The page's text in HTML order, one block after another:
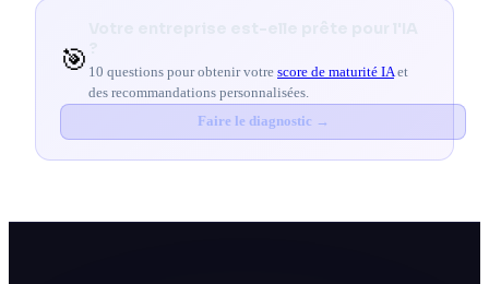
🎯 10 questions pour obtenir votre score de maturité IAet
des recommandations personnalisées.
Faire le diagnostic →